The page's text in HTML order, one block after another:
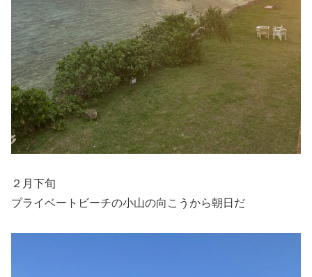
２月下旬
プライベートビーチの小山の向こうから朝日だ